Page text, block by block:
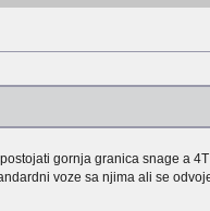
gornja granica snage a
voze sa njima ali se